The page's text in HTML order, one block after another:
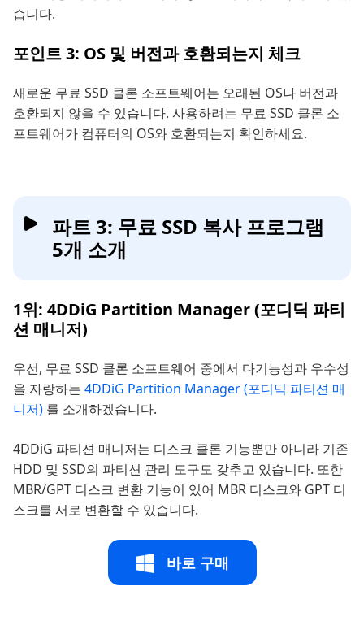
습니다.
포인트 3: OS 및 버전과 호환되는지 체크
새로운 무료 SSD 클론 소프트웨어는 오래된 OS나 버전과
호환되지 않을 수 있습니다. 사용하려는 무료 SSD 클론 소
프트웨어가 컴퓨터의 OS와 호환되는지 확인하세요.
파트 3: 무료 SSD 복사 프로그램
5개 소개
1위: 4DDiG Partition Manager (포디딕 파티
션 매니저)
우선, 무료 SSD 클론 소프트웨어 중에서 다기능성과 우수성
을 자랑하는 4DDiG Partition Manager (포디딕 파티션 매
니저) 를 소개하겠습니다.
4DDiG 파티션 매니저는 디스크 클론 기능뿐만 아니라 기존
HDD 및 SSD의 파티션 관리 도구도 갖추고 있습니다. 또한
MBR/GPT 디스크 변환 기능이 있어 MBR 디스크와 GPT 디
스크를 서로 변환할 수 있습니다.
바로 구매